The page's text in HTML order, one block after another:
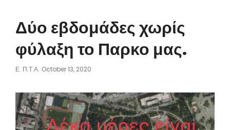
Δύο εβδομάδες χωρίς
φύλαξη το Παρκο μας.
Ε. Π.τ.Α. Posted
October 13, 2020